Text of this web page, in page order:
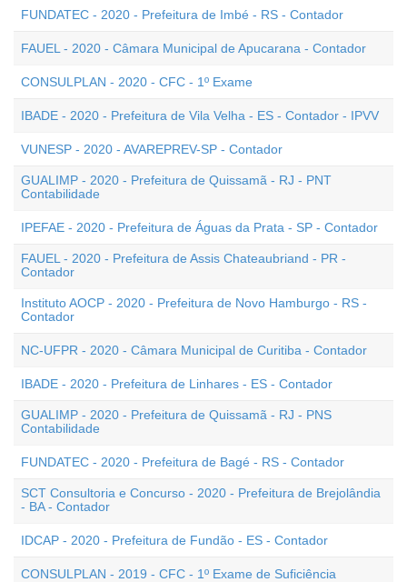
FUNDATEC - 2020 - Prefeitura de Imbé - RS - Contador
FAUEL - 2020 - Câmara Municipal de Apucarana - Contador
CONSULPLAN - 2020 - CFC - 1º Exame
IBADE - 2020 - Prefeitura de Vila Velha - ES - Contador - IPVV
VUNESP - 2020 - AVAREPREV-SP - Contador
GUALIMP - 2020 - Prefeitura de Quissamã - RJ - PNT
Contabilidade
IPEFAE - 2020 - Prefeitura de Águas da Prata - SP - Contador
FAUEL - 2020 - Prefeitura de Assis Chateaubriand - PR -
Contador
Instituto AOCP - 2020 - Prefeitura de Novo Hamburgo - RS -
Contador
NC-UFPR - 2020 - Câmara Municipal de Curitiba - Contador
IBADE - 2020 - Prefeitura de Linhares - ES - Contador
GUALIMP - 2020 - Prefeitura de Quissamã - RJ - PNS
Contabilidade
FUNDATEC - 2020 - Prefeitura de Bagé - RS - Contador
SCT Consultoria e Concurso - 2020 - Prefeitura de Brejolândia
- BA - Contador
IDCAP - 2020 - Prefeitura de Fundão - ES - Contador
CONSULPLAN - 2019 - CFC - 1º Exame de Suficiência